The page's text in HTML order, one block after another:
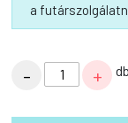
a
-
Carnilove
Jerky
+ db